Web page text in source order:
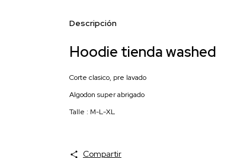
Descripción
Hoodie tienda washed
Corte clasico, pre lavado
Algodon super abrigado
Talle : M-L-XL
Compartir